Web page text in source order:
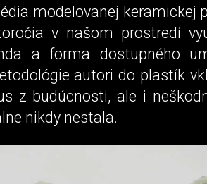
modelovanej keramickej
v našom prostredí
a forma dostupného
autori do plastík
z budúcnosti, ale i
nikdy nestala.